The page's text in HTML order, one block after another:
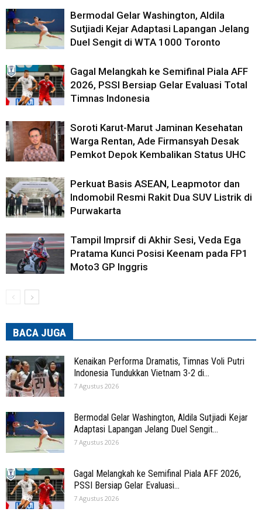
Bermodal Gelar Washington, Aldila
Sutjiadi Kejar Adaptasi Lapangan Jelang
Duel Sengit di WTA 1000 Toronto
Gagal Melangkah ke Semifinal Piala AFF
2026, PSSI Bersiap Gelar Evaluasi Total
Timnas Indonesia
Soroti Karut-Marut Jaminan Kesehatan
Warga Rentan, Ade Firmansyah Desak
Pemkot Depok Kembalikan Status UHC
Perkuat Basis ASEAN, Leapmotor dan
Indomobil Resmi Rakit Dua SUV Listrik di
Purwakarta
Tampil Imprsif di Akhir Sesi, Veda Ega
Pratama Kunci Posisi Keenam pada FP1
Moto3 GP Inggris
BACA JUGA
Kenaikan Performa Dramatis, Timnas Voli Putri
Indonesia Tundukkan Vietnam 3-2 di...
7 Agustus 2026
Bermodal Gelar Washington, Aldila Sutjiadi Kejar
Adaptasi Lapangan Jelang Duel Sengit...
7 Agustus 2026
Gagal Melangkah ke Semifinal Piala AFF 2026,
PSSI Bersiap Gelar Evaluasi...
7 Agustus 2026